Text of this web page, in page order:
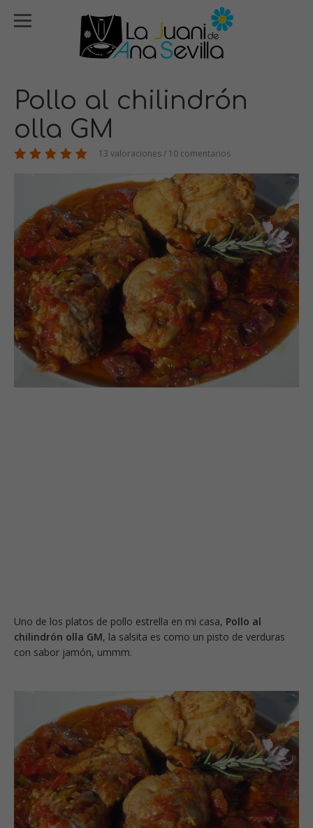
Pollo al chilindrón
olla GM
13 valoraciones / 10 comentarios
Uno de los platos de pollo estrella en mi casa, Pollo al
chilindrón olla GM, la salsita es como un pisto de verduras
con sabor jamón, ummm.